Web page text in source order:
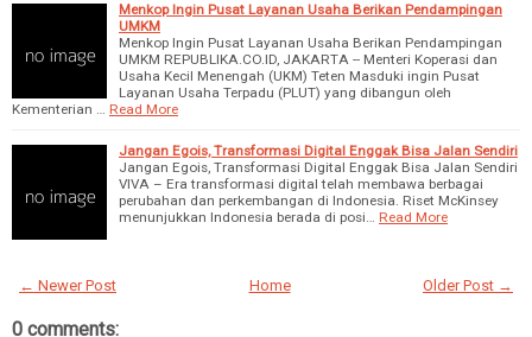
Menkop Ingin Pusat Layanan Usaha Berikan Pendampingan
UMKM
Menkop Ingin Pusat Layanan Usaha Berikan Pendampingan
UMKM REPUBLIKA.CO.ID, JAKARTA -- Menteri Koperasi dan
Usaha Kecil Menengah (UKM) Teten Masduki ingin Pusat
Layanan Usaha Terpadu (PLUT) yang dibangun oleh
Kementerian … Read More
Jangan Egois, Transformasi Digital Enggak Bisa Jalan Sendiri
Jangan Egois, Transformasi Digital Enggak Bisa Jalan Sendiri
VIVA – Era transformasi digital telah membawa berbagai
perubahan dan perkembangan di Indonesia. Riset McKinsey
menunjukkan Indonesia berada di posi… Read More
← Newer Post Older Post →
Home
0 comments: